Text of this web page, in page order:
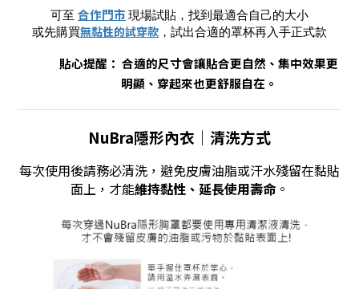
可至 合作門市 現場試貼，找到最適合自己的大小
或先購買無黏性的試穿款 ，試出合適的罩杯再入手正式款
貼心提醒： 合適的尺寸會讓貼合更自然、集中效果更
明顯、穿起來也更舒服自在。
NuBra隱形內衣｜清洗方式
每次使用後請務必清洗，避免皮膚油脂或汗水殘留在黏貼
面上，才能維持黏性、延長使用壽命。